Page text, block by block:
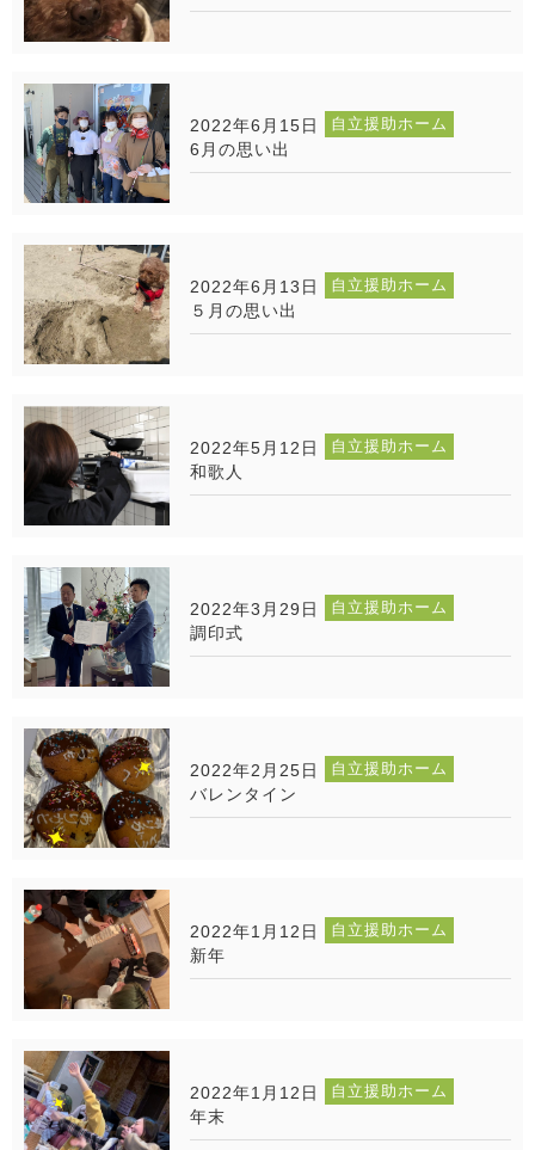
2022年6月15日 自立援助ホーム
6月の思い出
2022年6月13日 自立援助ホーム
５月の思い出
2022年5月12日 自立援助ホーム
和歌人
2022年3月29日 自立援助ホーム
調印式
2022年2月25日 自立援助ホーム
バレンタイン
2022年1月12日 自立援助ホーム
新年
2022年1月12日 自立援助ホーム
年末